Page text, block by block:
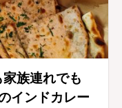
族連れでも
インドカレー